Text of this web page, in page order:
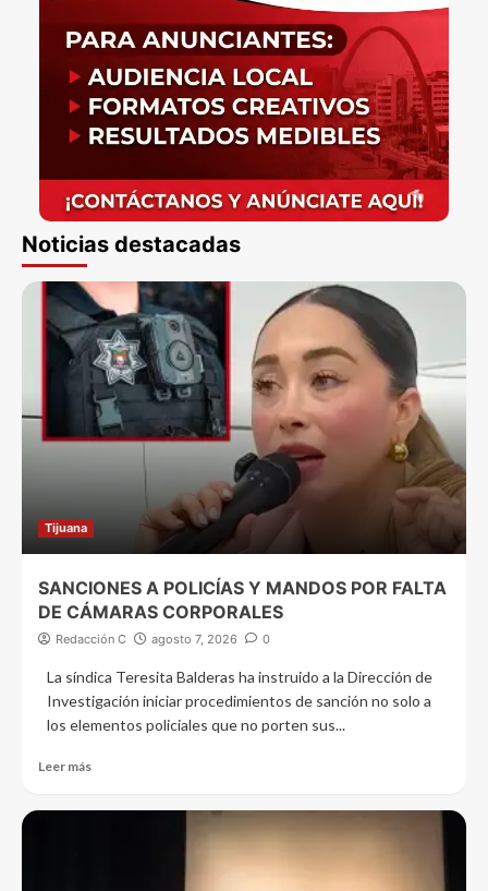
Noticias destacadas
Tijuana
SANCIONES A POLICÍAS Y MANDOS POR FALTA
DE CÁMARAS CORPORALES
Redacción C agosto 7, 2026 0
La síndica Teresita Balderas ha instruido a la Dirección de
Investigación iniciar procedimientos de sanción no solo a
los elementos policiales que no porten sus...
Leer más